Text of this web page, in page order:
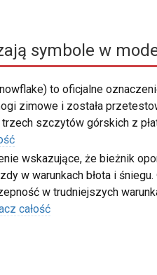
symbole w
to oficjalne
zimowe i została
trzech szczytów górskich z
wskazujące, że bieżnik
w warunkach błota i śniegu.
w trudniejszych
całość